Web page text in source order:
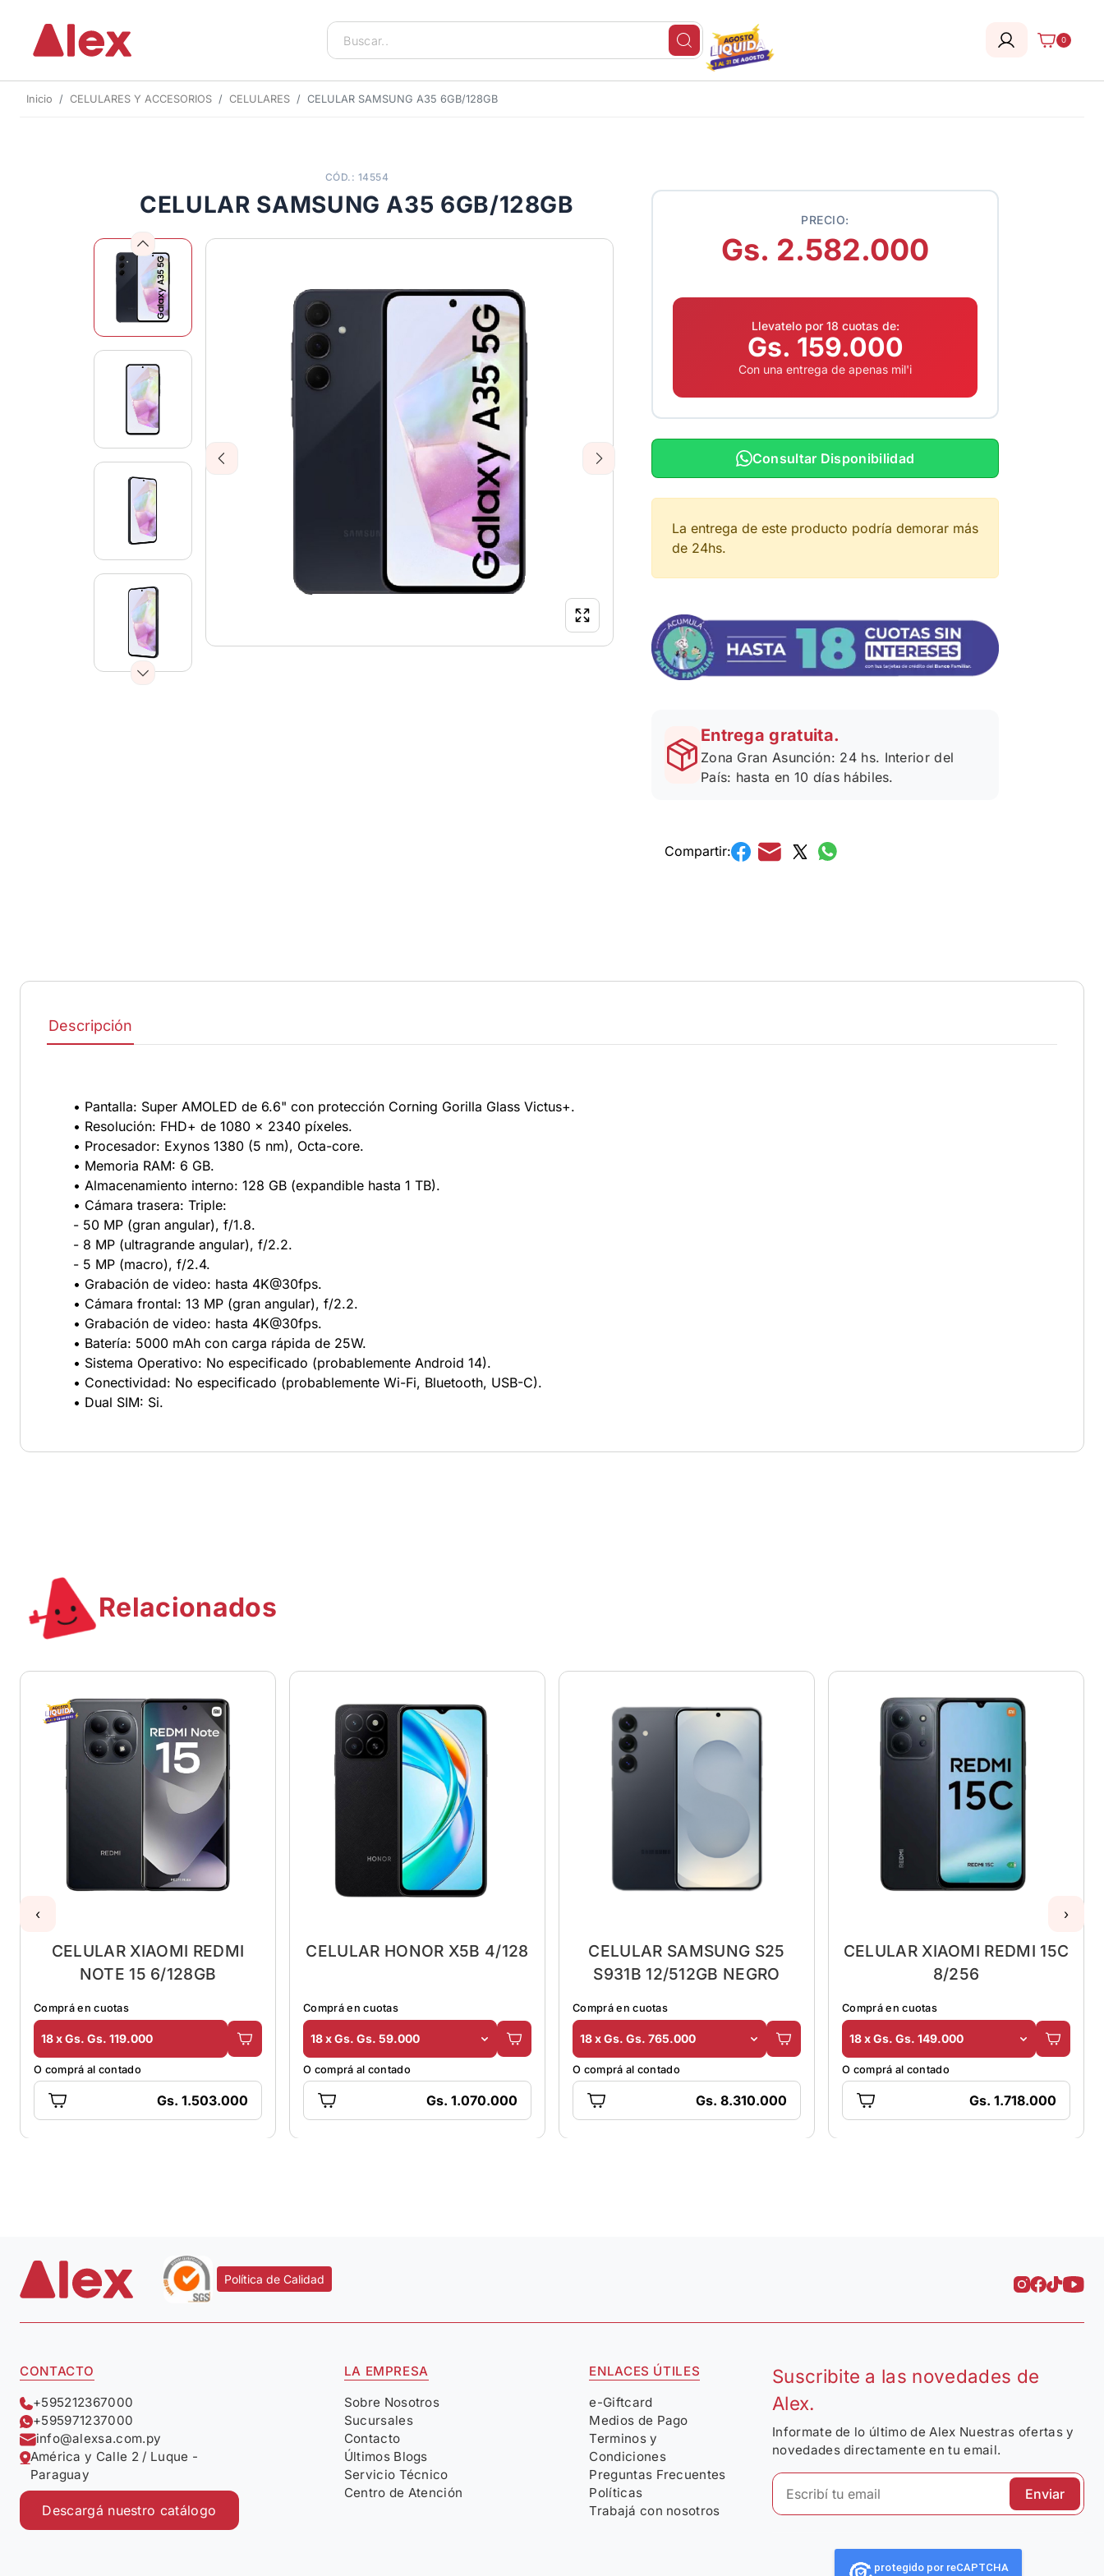
0
Inicio CELULARES Y ACCESORIOS CELULARES CELULAR SAMSUNG A35 6GB/128GB
CÓD.: 14554
CELULAR SAMSUNG A35 6GB/128GB
Previous
Next
Previous Next
PRECIO:
Gs. 2.582.000
Llevatelo por 18 cuotas de:
Gs. 159.000
Con una entrega de apenas mil'i
Consultar Disponibilidad
La entrega de este producto podría demorar más
de 24hs.
Entrega gratuita.
Zona Gran Asunción: 24 hs. Interior del
País: hasta en 10 días hábiles.
Compartir:
Descripción
• Pantalla: Super AMOLED de 6.6" con protección Corning Gorilla Glass Victus+.
• Resolución: FHD+ de 1080 x 2340 píxeles.
• Procesador: Exynos 1380 (5 nm), Octa-core.
• Memoria RAM: 6 GB.
• Almacenamiento interno: 128 GB (expandible hasta 1 TB).
• Cámara trasera: Triple:
- 50 MP (gran angular), f/1.8.
- 8 MP (ultragrande angular), f/2.2.
- 5 MP (macro), f/2.4.
• Grabación de video: hasta 4K@30fps.
• Cámara frontal: 13 MP (gran angular), f/2.2.
• Grabación de video: hasta 4K@30fps.
• Batería: 5000 mAh con carga rápida de 25W.
• Sistema Operativo: No especificado (probablemente Android 14).
• Conectividad: No especificado (probablemente Wi-Fi, Bluetooth, USB-C).
• Dual SIM: Si.
Relacionados
CELULAR XIAOMI REDMI
NOTE 15 6/128GB
Comprá en cuotas
18 x Gs. Gs. 119.000
O comprá al contado
Gs. 1.503.000
CELULAR HONOR X5B 4/128
Comprá en cuotas
18 x Gs. Gs. 59.000
O comprá al contado
Gs. 1.070.000
CELULAR SAMSUNG S25
S931B 12/512GB NEGRO
Comprá en cuotas
18 x Gs. Gs. 765.000
O comprá al contado
Gs. 8.310.000
CELULAR XIAOMI REDMI 15C
8/256
Comprá en cuotas
18 x Gs. Gs. 149.000
O comprá al contado
Gs. 1.718.000
‹ ›
Política de Calidad
CONTACTO
+595212367000
+595971237000
info@alexsa.com.py
América y Calle 2 / Luque -
Paraguay
Descargá nuestro catálogo
LA EMPRESA
Sobre Nosotros
Sucursales
Contacto
Últimos Blogs
Servicio Técnico
Centro de Atención
ENLACES ÚTILES
e-Giftcard
Medios de Pago
Terminos y
Condiciones
Preguntas Frecuentes
Políticas
Trabajá con nosotros
Suscribite a las novedades de
Alex.
Informate de lo último de Alex Nuestras ofertas y
novedades directamente en tu email.
Enviar
protegido por reCAPTCHA